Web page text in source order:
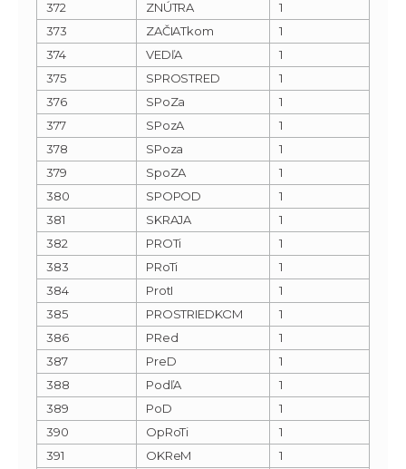
372
ZNÚTRA
1
373
ZAČIATkom
1
374
VEDľA
1
375
SPROSTRED
1
376
SPoZa
1
377
SPozA
1
378
SPoza
1
379
SpoZA
1
380
SPOPOD
1
381
SKRAJA
1
382
PROTi
1
383
PRoTi
1
384
ProtI
1
385
PROSTRIEDKOM
1
386
PRed
1
387
PreD
1
388
PodľA
1
389
PoD
1
390
OpRoTi
1
391
OKReM
1